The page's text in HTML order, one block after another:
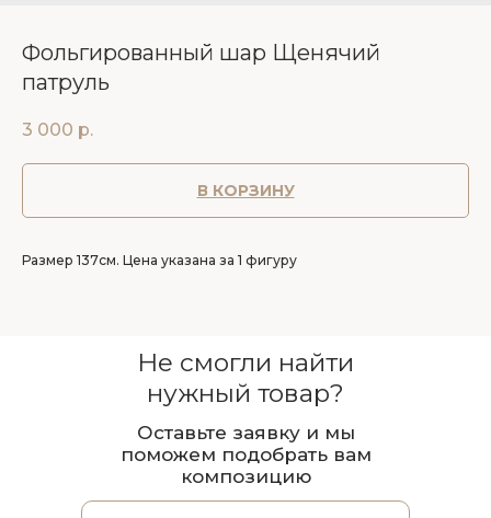
Фольгированный шар Щенячий
патруль
3 000 р.
В КОРЗИНУ
Размер 137см. Цена указана за 1 фигуру
Не смогли найти
нужный товар?
Оставьте заявку и мы
поможем подобрать вам
композицию